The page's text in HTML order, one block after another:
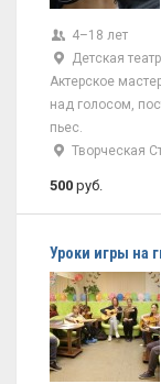
4–18 лет
Детская
Актерское
над голосом,
пьес.
Творческая
500 руб.
Уроки игры на